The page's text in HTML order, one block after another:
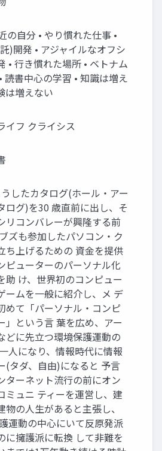
の自分 • やり慣れた仕事 •
)開発 • アジャイルなオフシ
• 行き慣れた場所 • ベトナム
読書中心の学習 • 知識は増え
は増えない
イフ クライシス
したカタログ(ホール・アー
ログ)を30 歳直前に出し、そ
リコンバレーが興隆する前
ズも参加したパソコン・ク
ち上げるための 資金を提供
ピューターのパーソナル化
助 け、世界初のコンピュー
ームを一般に紹介し、メ デ
めて「パーソナル・コンピ
」という言 葉を広め、アー
どに先立つ環境保護運動の
人になり、情報時代に情報
(タダ、自由)になると 予言
ターネット流行の前にオン
ミュニ ティーを運営し、建
物の人生があると主張し、
運動の中心にいて反原発派
に擁護派に転換 して非難を